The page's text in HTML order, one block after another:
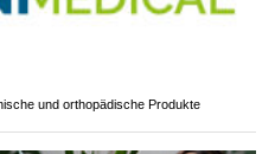
und orthopädische Produkte